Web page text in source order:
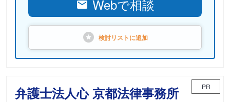
Webで相談
検討リストに追加
弁護士法人心 京都法律事務所 PR